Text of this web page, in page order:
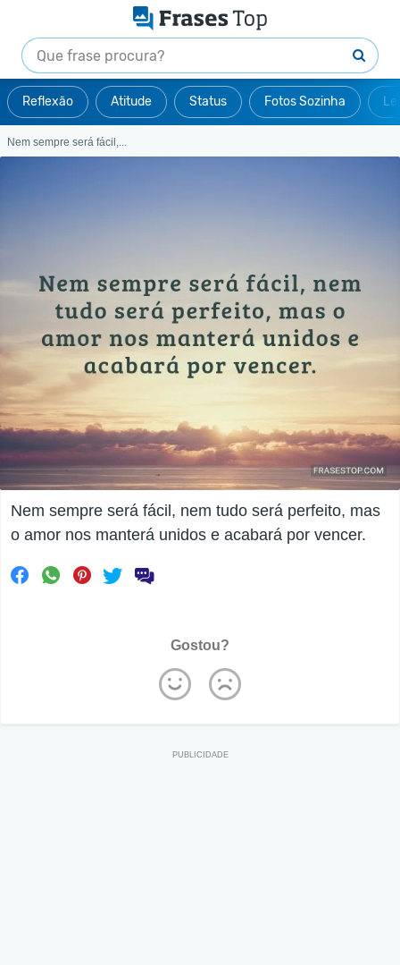
Reflexão Atitude Status Fotos Sozinha
Nem sempre será fácil,...
Nem sempre será fácil, nem tudo será perfeito, mas
o amor nos manterá unidos e acabará por vencer.
Gostou?